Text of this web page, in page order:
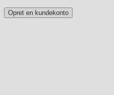
Opret en kundekonto